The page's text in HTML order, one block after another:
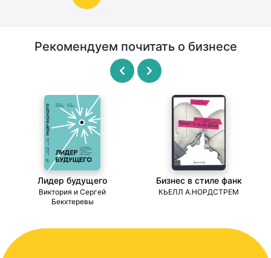
Рекомендуем почитать о бизнесе
Лидер будущего
Виктория и Сергей
Бекхтеревы
Бизнес в стиле фанк
КЬЕЛЛ А.НОРДСТРЕМ